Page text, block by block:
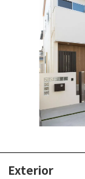
Exterior